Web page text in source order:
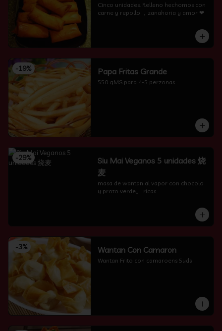
Cinco unidades. Relleno hechomos con
carne y repollo ，zanahoria y amor ❤
-19% Papa Fritas Grande
550 gMS para 4-5 perzonas
-29%
Siu Mai Veganos 5 unidades 烧
麦
masa de wantan al vapor con chocolo
y proto verde。 ricas
-3% Wantan Con Camaron
Wantan Frito con camaroens 5uds